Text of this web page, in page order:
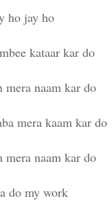
ho jay ho
kataar kar do
mera naam kar do
mera kaam kar do
mera naam kar do
do my work